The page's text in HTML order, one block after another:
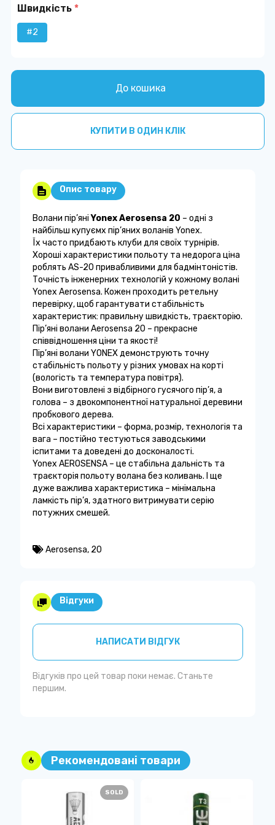
Швидкість *
#2
До кошика
КУПИТИ В ОДИН КЛІК
Опис товару
Волани пір’яніYonex Aerosensa 20 – одні з
найбільш купуємх пір’яних воланів Yonex.
Їх часто придбають клуби для своїх турнірів.
Хороші характеристики польоту та недорога ціна
роблять AS-20 привабливими для бадмінтоністів.
Точність інженерних технологій у кожному волані
Yonex Aerosensa. Кожен проходить ретельну
перевірку, щоб гарантувати стабільність
характеристик: правильну швидкість, траєкторію.
Пір’яні волани Aerosensa 20 – прекрасне
співвідношення ціни та якості!
Пір’яні волани YONEX демонструють точну
стабільність польоту у різних умовах на корті
(вологість та температура повітря).
Вони виготовлені з відбірного гусячого пір’я, а
голова – з двокомпонентної натуральної деревини
пробкового дерева.
Всі характеристики – форма, розмір, технологія та
вага – постійно тестуються заводськими
іспитами та доведені до досконалості.
Yonex AEROSENSA – це стабільна дальність та
траєкторія польоту волана без коливань. І ще
дуже важлива характеристика – мінімальна
ламкість пір’я, здатного витримувати серію
потужних смешей.
Aerosensa, 20
Відгуки
НАПИСАТИ ВІДГУК
Відгуків про цей товар поки немає. Станьте
першим.
Рекомендовані товари
SOLD